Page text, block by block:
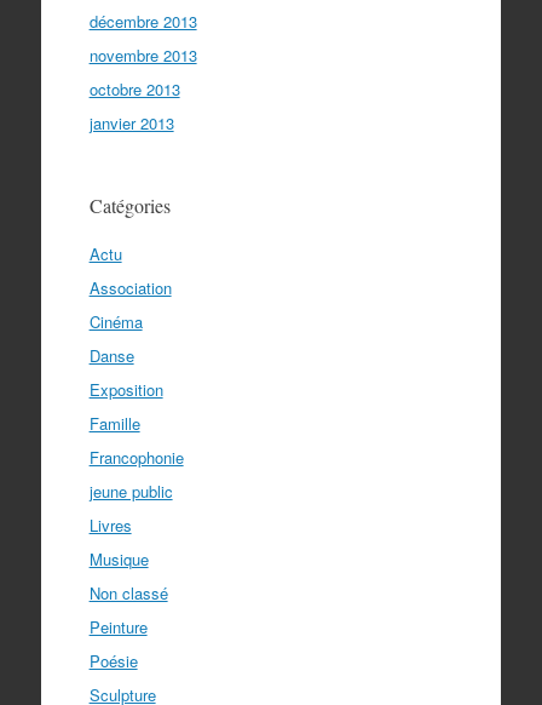
décembre 2013
novembre 2013
octobre 2013
janvier 2013
Catégories
Actu
Association
Cinéma
Danse
Exposition
Famille
Francophonie
jeune public
Livres
Musique
Non classé
Peinture
Poésie
Sculpture